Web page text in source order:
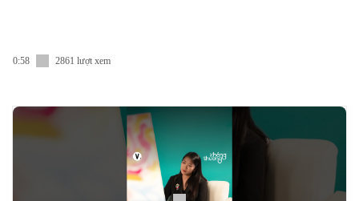
0:58 2861 lượt xem